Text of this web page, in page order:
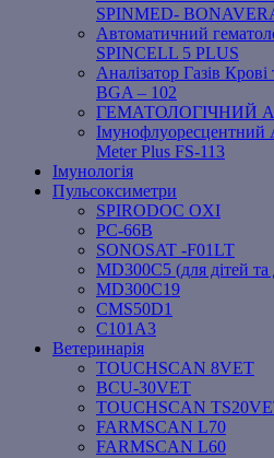
SPINMED-
Автоматичний
SPINCELL 5 PLUS
Аналізатор Газів
BGA – 102
ГЕМАТОЛОГІЧНИЙ
Імунофлуоресцентний
Meter Plus FS-113
Імунологія
Пульсоксиметри
SPIRODOC OXI
PC-66B
SONOSAT -F01LT
MD300C5 (для дітей
MD300C19
СMS50D1
С101A3
Ветеринарія
TOUCHSCAN 8VET
BCU-30VET
TOUCHSCAN
FARMSCAN L70
FARMSCAN L60